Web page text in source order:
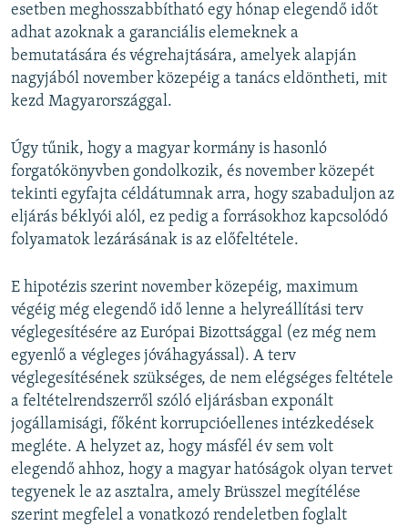
esetben meghosszabbítható egy hónap elegendő időt
adhat azoknak a garanciális elemeknek a
bemutatására és végrehajtására, amelyek alapján
nagyjából november közepéig a tanács eldöntheti, mit
kezd Magyarországgal.
Úgy tűnik, hogy a magyar kormány is hasonló
forgatókönyvben gondolkozik, és november közepét
tekinti egyfajta céldátumnak arra, hogy szabaduljon az
eljárás béklyói alól, ez pedig a forrásokhoz kapcsolódó
folyamatok lezárásának is az előfeltétele.
E hipotézis szerint november közepéig, maximum
végéig még elegendő idő lenne a helyreállítási terv
véglegesítésére az Európai Bizottsággal (ez még nem
egyenlő a végleges jóváhagyással). A terv
véglegesítésének szükséges, de nem elégséges feltétele
a feltételrendszerről szóló eljárásban exponált
jogállamisági, főként korrupcióellenes intézkedések
megléte. A helyzet az, hogy másfél év sem volt
elegendő ahhoz, hogy a magyar hatóságok olyan tervet
tegyenek le az asztalra, amely Brüsszel megítélése
szerint megfelel a vonatkozó rendeletben foglalt